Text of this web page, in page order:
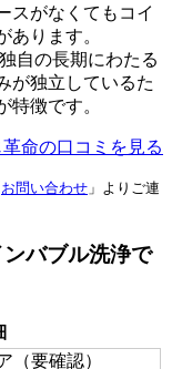
スがなくてもコイ
あります。
自の長期にわたる
が独立しているた
特徴です。
命の口コミを見る
お問い合わせ 」よりご連
ンバブル洗浄で
（要確認）